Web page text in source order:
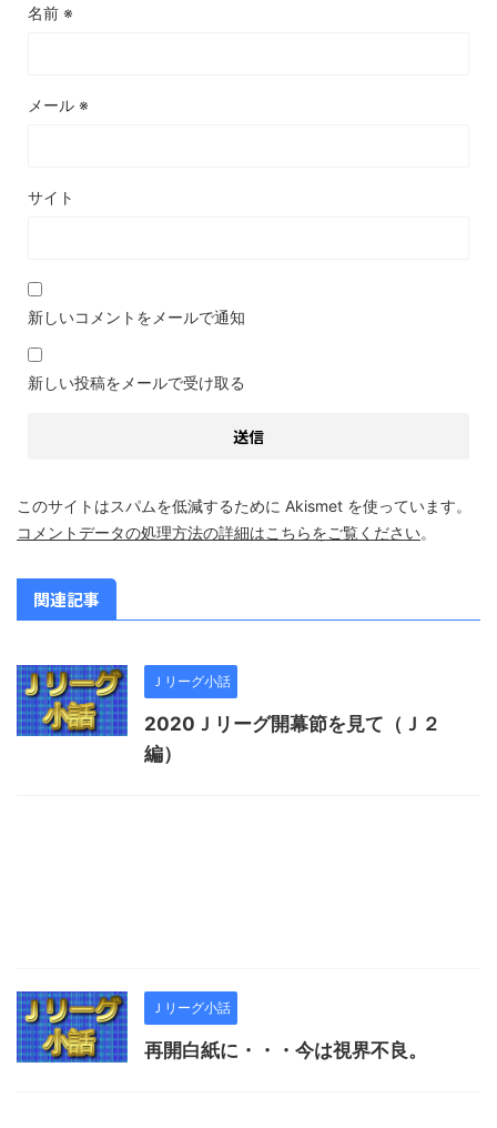
名前 ※
メール ※
サイト
新しいコメントをメールで通知
新しい投稿をメールで受け取る
このサイトはスパムを低減するために Akismet を使っています。
コメントデータの処理方法の詳細はこちらをご覧ください。
関連記事
Ｊリーグ小話
2020Ｊリーグ開幕節を見て（Ｊ２
編）
Ｊリーグ小話
再開白紙に・・・今は視界不良。